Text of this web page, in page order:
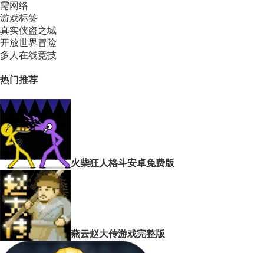
需网络
游戏标签
真实侠盗之城
开放世界冒险
多人在线竞技
热门推荐
火柴狂人格斗安卓免费版
燕云赵大传游戏完整版